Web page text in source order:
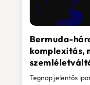
Bermuda-
komplexitás,
Tegnap jelentős